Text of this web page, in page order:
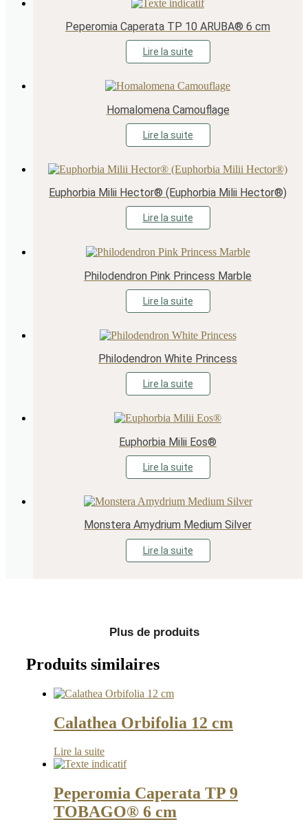
Peperomia Caperata TP 10 ARUBA® 6 cm
Lire la suite
Homalomena Camouflage
Lire la suite
Euphorbia Milii Hector® (Euphorbia Milii Hector®)
Lire la suite
Philodendron Pink Princess Marble
Lire la suite
Philodendron White Princess
Lire la suite
Euphorbia Milii Eos®
Lire la suite
Monstera Amydrium Medium Silver
Lire la suite
Plus de produits
Produits similaires
Calathea Orbifolia 12 cm
Lire la suite
Peperomia Caperata TP 9
TOBAGO® 6 cm